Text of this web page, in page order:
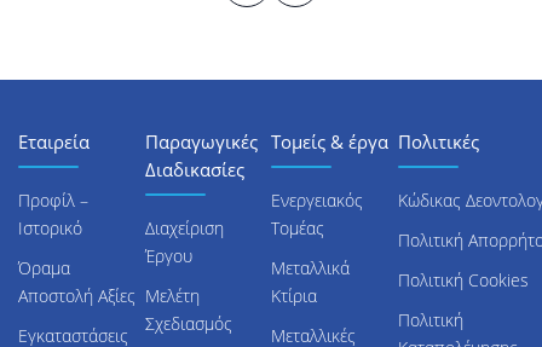
Εταιρεία
Προφίλ –
Ιστορικό
Όραμα
Αποστολή Αξίες
Εγκαταστάσεις
Παραγωγικές
Διαδικασίες
Διαχείριση
Έργου
Μελέτη
Σχεδιασμός
Τομείς & έργα
Ενεργειακός
Τομέας
Μεταλλικά
Κτίρια
Μεταλλικές
Πολιτικές
Κώδικας
Πολιτική
Πολιτική Cookies
Πολιτική